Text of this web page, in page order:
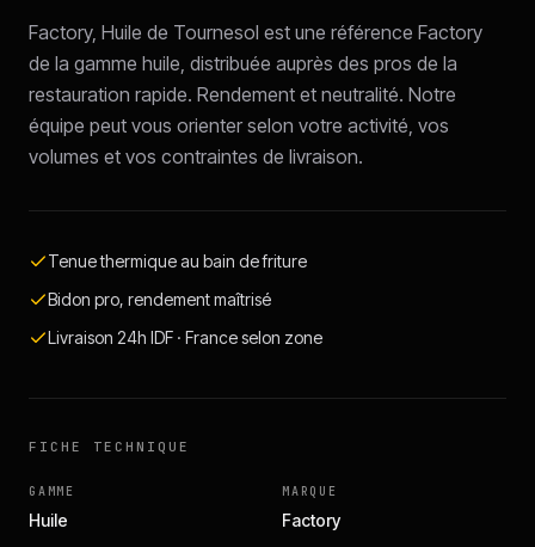
Factory, Huile de Tournesol est une référence Factory
de la gamme huile, distribuée auprès des pros de la
restauration rapide. Rendement et neutralité. Notre
équipe peut vous orienter selon votre activité, vos
volumes et vos contraintes de livraison.
Tenue thermique au bain de friture
Bidon pro, rendement maîtrisé
Livraison 24h IDF · France selon zone
FICHE TECHNIQUE
GAMME
Huile
MARQUE
Factory